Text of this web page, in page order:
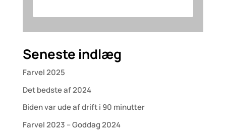
Seneste indlæg
Farvel 2025
Det bedste af 2024
Biden var ude af drift i 90 minutter
Farvel 2023 – Goddag 2024